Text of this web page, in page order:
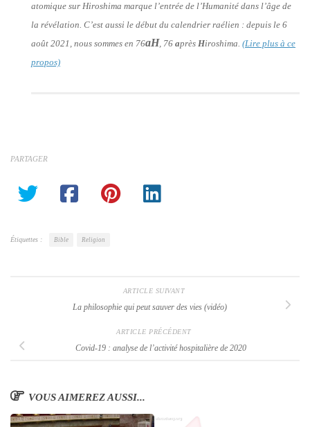
atomique sur Hiroshima marque l’entrée de l’Humanité dans l’âge de
la révélation. C’est aussi le début du calendrier raélien : depuis le 6
août 2021, nous sommes en 76aH, 76 après Hiroshima. (Lire plus à ce
propos)
PARTAGER
Étiquettes : Bible Religion
ARTICLE SUIVANT
La philosophie qui peut sauver des vies (vidéo)
ARTICLE PRÉCÉDENT
Covid-19 : analyse de l’activité hospitalière de 2020
VOUS AIMEREZ AUSSI...